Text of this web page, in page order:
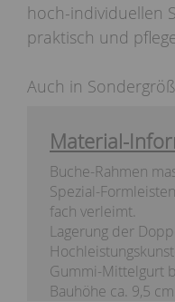
hoch-individuellen
praktisch und
Auch in
Material-
Buche-Rahmen
Spezial-
fach verleimt.
Lagerung der
Gummi-Mittelgurt
Bauhöhe ca. 9,5 cm.